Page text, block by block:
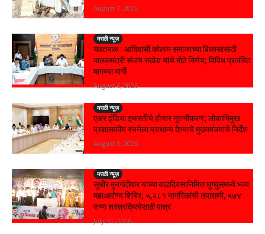
August 7, 2026
मराठी न्यूज़
यवतमाळ : आदिवासी कोलाम समाजाच्या विकासासाठी
पालकमंत्री संजय राठोड यांचे मोठे निर्णय; विविध प्रलंबित
मागण्या मार्गी
August 6, 2026
मराठी न्यूज़
एअर इंडिया इमारतीचे होणार नूतनीकरण; लोकाभिमुख
प्रशासकीय रचनेला प्राधान्य देण्याचे मुख्यमंत्र्यांचे निर्देश
August 3, 2026
मराठी न्यूज़
सुधीर मुनगंटीवार यांच्या वाढदिवसानिमित्त घुग्घुसमध्ये भव्य
महाआरोग्य शिबिर; ५,२८१ नागरिकांची तपासणी, ५७४
रुग्ण शस्त्रक्रियेसाठी पात्र
July 31, 2026